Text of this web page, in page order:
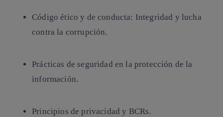
Código ético y de conducta: Integridad y lucha
contra la corrupción.
Prácticas de seguridad en la protección de la
información.
Principios de privacidad y BCRs.